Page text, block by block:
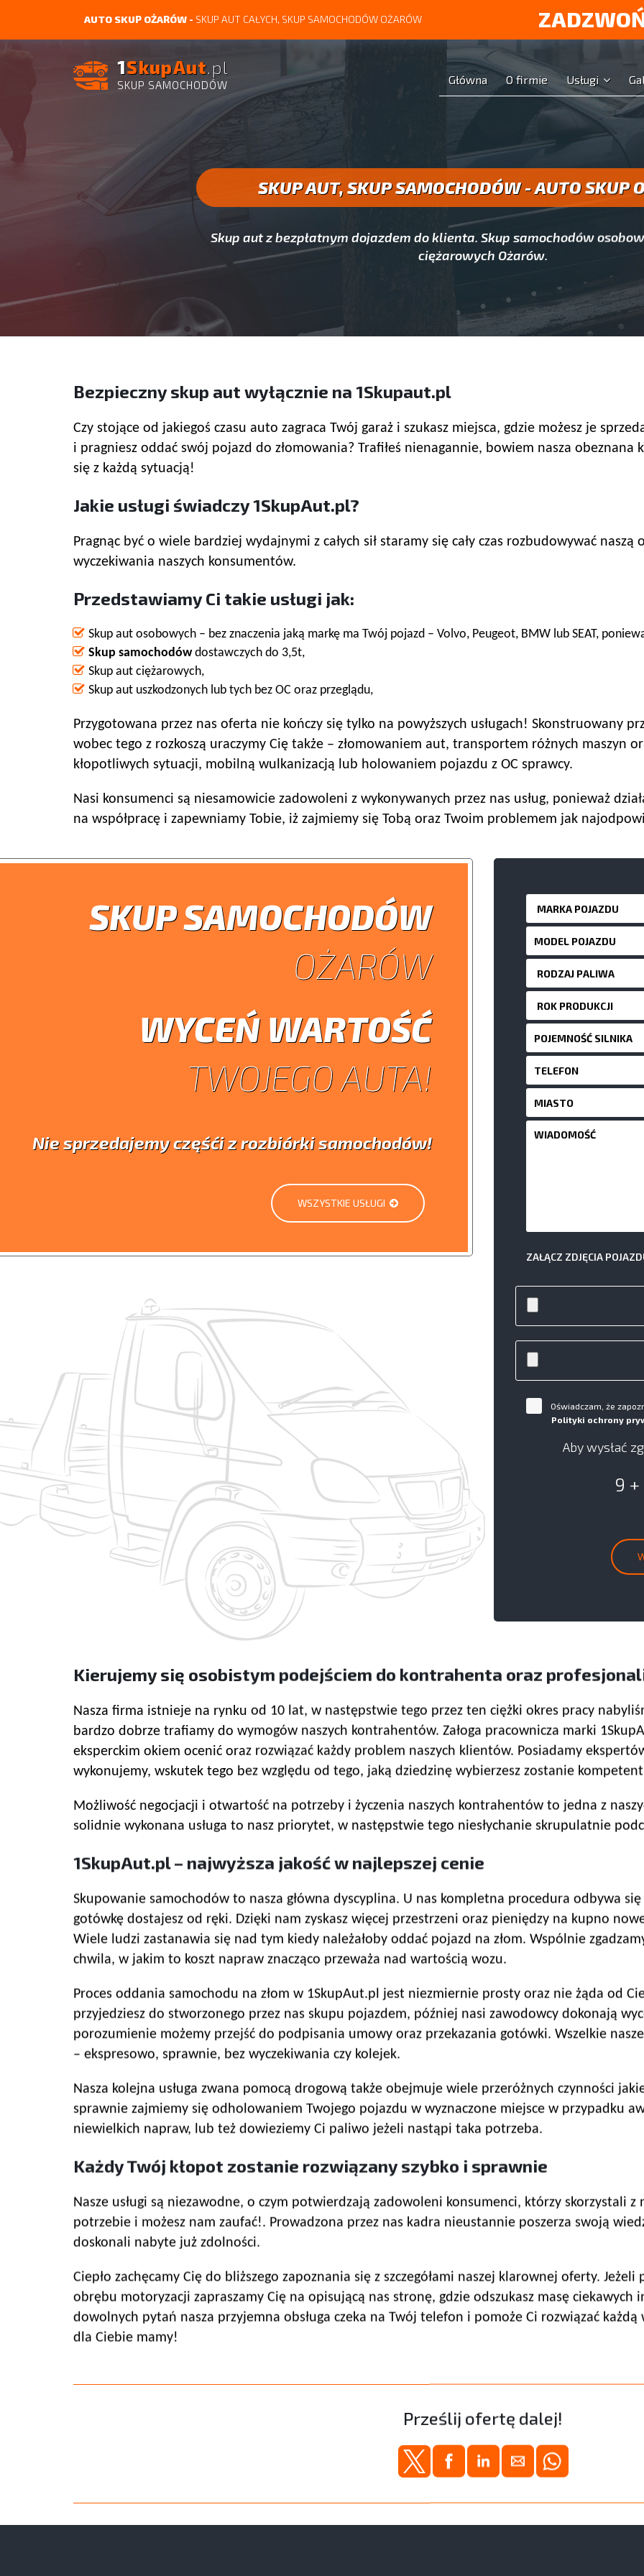
AUTO SKUP OŻARÓW - SKUP AUT CAŁYCH, SKUP SAMOCHODÓW OŻARÓW
1SkupAut.pl
SKUP SAMOCHODÓW Główna O firmie Usługi
SKUP AUT, SKUP SAMOCHODÓW - AUTO SKUP
Skup aut z bezpłatnym dojazdem do klienta. Skup samochodów
ciężarowych Ożarów.
Bezpieczny skup aut wyłącznie na 1Skupaut.pl
Czy stojące od jakiegoś czasu auto zagraca Twój garaż i szukasz miejsca, gdzie możesz je
i pragniesz oddać swój pojazd do złomowania? Trafiłeś nienagannie, bowiem nasza
się z każdą sytuacją!
Jakie usługi świadczy 1SkupAut.pl?
Pragnąc być o wiele bardziej wydajnymi z całych sił staramy się cały czas rozbudowywać
wyczekiwania naszych konsumentów.
Przedstawiamy Ci takie usługi jak:
Skup aut osobowych – bez znaczenia jaką markę ma Twój pojazd – Volvo, Peugeot, BMW lub SEAT,
Skup samochodówdostawczych do 3,5t,
Skup aut ciężarowych,
Skup aut uszkodzonych lub tych bez OC oraz przeglądu,
Przygotowana przez nas oferta nie kończy się tylko na powyższych usługach! Skonstruowany
wobec tego z rozkoszą uraczymy Cię także – złomowaniem aut, transportem różnych maszyn
kłopotliwych sytuacji, mobilną wulkanizacją lub holowaniem pojazdu z OC sprawcy.
Nasi konsumenci są niesamowicie zadowoleni z wykonywanych przez nas usług, ponieważ
na współpracę i zapewniamy Tobie, iż zajmiemy się Tobą oraz Twoim problemem jak
SKUP SAMOCHODÓW
OŻARÓW
WYCEŃ WARTOŚĆ
TWOJEGO AUTA!
Nie sprzedajemy częśći z rozbiórki samochodów!
WSZYSTKIE USŁUGI
ZAŁĄCZ ZDJĘCIA
Oświadczam, że
Polityki ochrony
Aby wysłać
9
Kierujemy się osobistym podejściem do kontrahenta oraz
Nasza firma istnieje na rynku od 10 lat, w następstwie tego przez ten ciężki okres pracy
bardzo dobrze trafiamy do wymogów naszych kontrahentów. Załoga pracownicza marki
eksperckim okiem ocenić oraz rozwiązać każdy problem naszych klientów. Posiadamy
wykonujemy, wskutek tego bez względu od tego, jaką dziedzinę wybierzesz zostanie
Możliwość negocjacji i otwartość na potrzeby i życzenia naszych kontrahentów to jedna z
solidnie wykonana usługa to nasz priorytet, w następstwie tego niesłychanie skrupulatnie
1SkupAut.pl – najwyższa jakość w najlepszej cenie
Skupowanie samochodów to nasza główna dyscyplina. U nas kompletna procedura odbywa
gotówkę dostajesz od ręki. Dzięki nam zyskasz więcej przestrzeni oraz pieniędzy na kupno
Wiele ludzi zastanawia się nad tym kiedy należałoby oddać pojazd na złom. Wspólnie
chwila, w jakim to koszt napraw znacząco przeważa nad wartością wozu.
Proces oddania samochodu na złom w 1SkupAut.pl jest niezmiernie prosty oraz nie żąda od
przyjedziesz do stworzonego przez nas skupu pojazdem, później nasi zawodowcy dokonają
porozumienie możemy przejść do podpisania umowy oraz przekazania gotówki. Wszelkie
– ekspresowo, sprawnie, bez wyczekiwania czy kolejek.
Nasza kolejna usługa zwana pomocą drogową także obejmuje wiele przeróżnych czynności
sprawnie zajmiemy się odholowaniem Twojego pojazdu w wyznaczone miejsce w przypadku
niewielkich napraw, lub też dowieziemy Ci paliwo jeżeli nastąpi taka potrzeba.
Każdy Twój kłopot zostanie rozwiązany szybko i sprawnie
Nasze usługi są niezawodne, o czym potwierdzają zadowoleni konsumenci, którzy skorzystali z
potrzebie i możesz nam zaufać!. Prowadzona przez nas kadra nieustannie poszerza swoją
doskonali nabyte już zdolności.
Ciepło zachęcamy Cię do bliższego zapoznania się z szczegółami naszej klarownej oferty. Jeżeli
obrębu motoryzacji zapraszamy Cię na opisującą nas stronę, gdzie odszukasz masę ciekawych
dowolnych pytań nasza przyjemna obsługa czeka na Twój telefon i pomoże Ci rozwiązać
dla Ciebie mamy!
Prześlij ofertę dalej!